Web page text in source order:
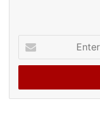
your
Email